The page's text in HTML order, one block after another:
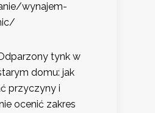
wynajem-
tynk w
domu: jak
przyczyny i
ocenić zakres